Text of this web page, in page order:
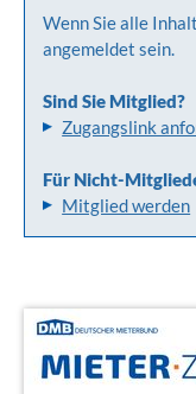
Wenn Sie alle
angemeldet sein.
Sind Sie Mitglied?
Zugangslink
Für Nicht-
Mitglied werden